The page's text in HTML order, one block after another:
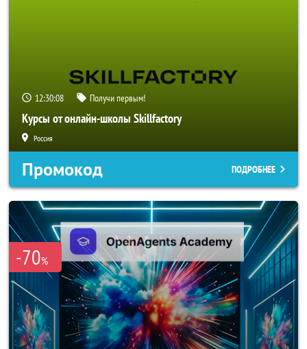
12:30:05 Получи первым!
Курсы от онлайн-школы Skillfactory
Россия
Промокод ПОДРОБНЕЕ
-70%